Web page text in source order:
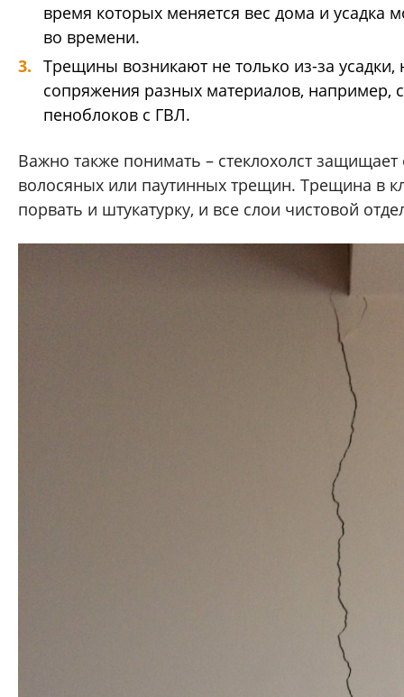
время которых меняется вес дома и усадка
во времени.
Трещины возникают не только из-за усадки,
сопряжения разных материалов, например,
пеноблоков с ГВЛ.
Важно также понимать – стеклохолст защищает
волосяных или паутинных трещин. Трещина в
порвать и штукатурку, и все слои чистовой